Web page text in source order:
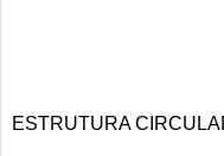
ESTRUTURA